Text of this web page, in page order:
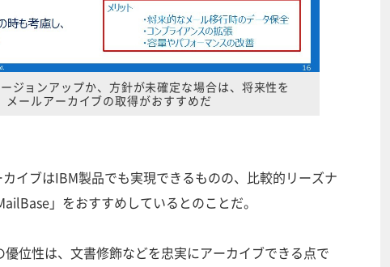
ジョンアップか、方針が未確定な場合は、将来性を
メールアーカイブの取得がおすすめだ
イブはIBM製品でも実現できるものの、比較的リーズナ
」をおすすめしているとのことだ。
優位性は、文書修飾などを忠実にアーカイブできる点で